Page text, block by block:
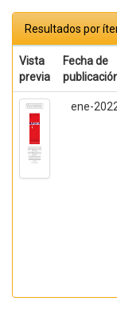
Resultados por
Vista
previa
Fecha de
ene-